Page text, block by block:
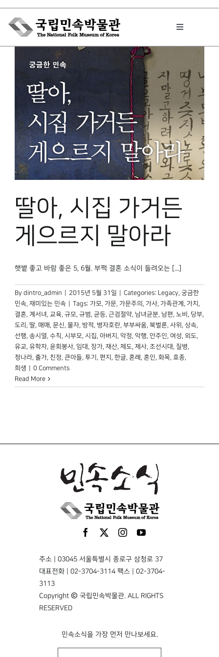
Skip
content
Toggle
박물관에서는
민속이야기
민속 인사이드
박물관 홈페이지
딸아, 시집 가거든
게으르지 말아라
햇볕 좋고 바람 좋은 5, 6월. 부쩍 결혼 소식이 들려오는 [...]
By dintro_admin 2015년 5월 31일 Categories: Legacy, 궁금한
민속, 재미있는 민속 Tags: 가모, 가문, 가문주의 , 가사, 가족관계 , 가치 ,
결혼, 계서녀 , 교육, 규모, 규범, 균등, 근검절약, 남녀균분, 남편, 노비 , 당부,
도리 , 딸, 매매 , 문신, 물자, 방적, 병자호란, 부부싸움, 북벌론, 사위 , 상속,
선행, 송시열, 수칙, 시부모, 시집, 아버지 , 악정, 악행, 안주인, 여성, 외도,
유교, 유학자, 윤회봉사, 임대 , 장가, 재산, 제도, 제사, 조선시대 , 질병,
청나라, 출가, 친정, 큰아들, 투기 , 편지 , 한글, 혼례 , 혼인, 화목, 효종,
희생
0 Comments
Read More
주소 | 03045 서울특별시 종로구 삼청로 37
대표전화 | 02-3704-3114 팩스 | 02-3704-
3113
Copyright © 국립민속박물관. ALL RIGHTS
RESERVED
민속소식을 가장 먼저 만나보세요.